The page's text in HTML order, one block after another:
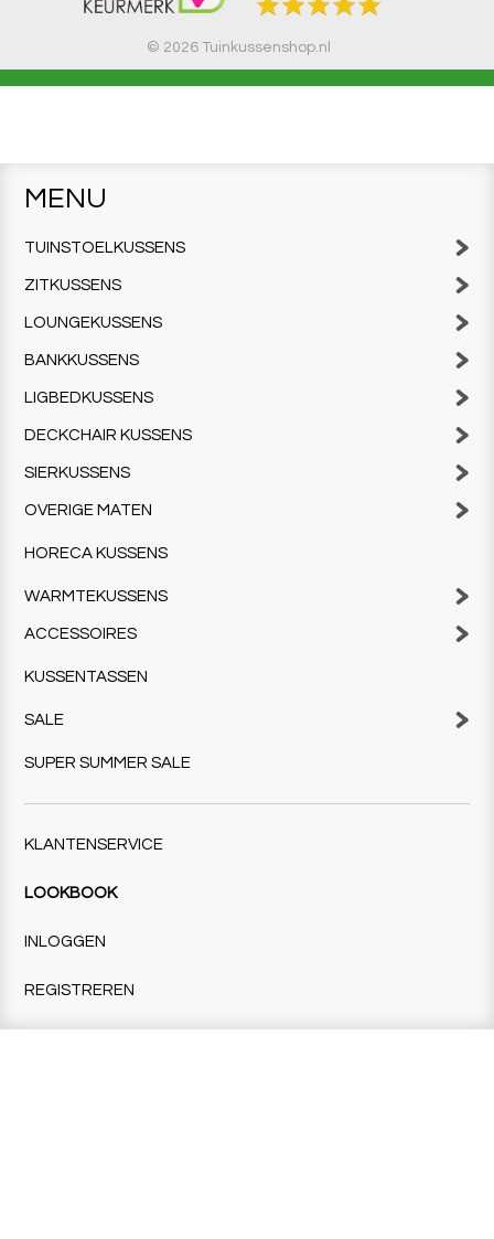
© 2026 Tuinkussenshop.nl
MENU
TUINSTOELKUSSENS
ZITKUSSENS
LOUNGEKUSSENS
BANKKUSSENS
LIGBEDKUSSENS
DECKCHAIR KUSSENS
SIERKUSSENS
OVERIGE MATEN
HORECA KUSSENS
WARMTEKUSSENS
ACCESSOIRES
KUSSENTASSEN
SALE
SUPER SUMMER SALE
KLANTENSERVICE
LOOKBOOK
INLOGGEN
REGISTREREN